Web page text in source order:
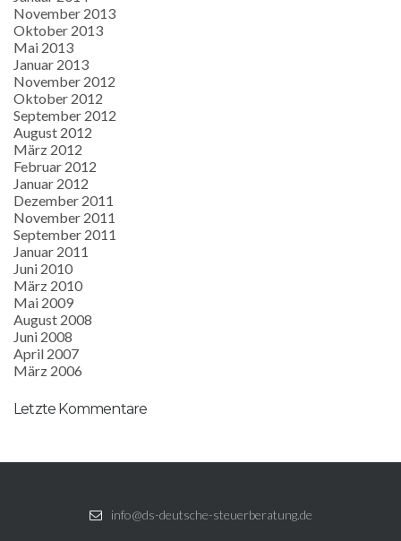
November 2013
Oktober 2013
Mai 2013
Januar 2013
November 2012
Oktober 2012
September 2012
August 2012
März 2012
Februar 2012
Januar 2012
Dezember 2011
November 2011
September 2011
Januar 2011
Juni 2010
März 2010
Mai 2009
August 2008
Juni 2008
April 2007
März 2006
Letzte Kommentare
info@ds-deutsche-steuerberatung.de